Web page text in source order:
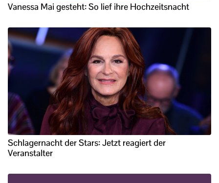
Vanessa Mai gesteht: So lief ihre Hochzeitsnacht
Schlagernacht der Stars: Jetzt reagiert der
Veranstalter